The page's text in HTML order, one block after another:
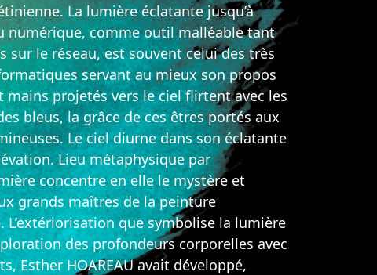
La lumière éclatante jusqu’à
numérique, comme outil malléable tant
le réseau, est souvent celui des très
servant au mieux son propos
mains projetés vers le ciel flirtent avec les
bleus, la grâce de ces êtres portés aux
Le ciel diurne dans son éclatante
Lieu métaphysique par
concentre en elle le mystère et
grands maîtres de la peinture
L’extériorisation que symbolise la lumière
des profondeurs corporelles avec
Esther HOAREAU avait développé,